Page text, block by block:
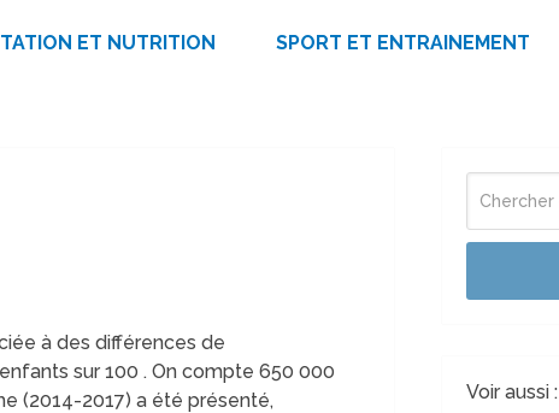
ET NUTRITION SPORT ET ENTRAINEMENT
à des différences de
sur 100 . On compte 650 000
(2014-2017) a été présenté,
Voir aussi :